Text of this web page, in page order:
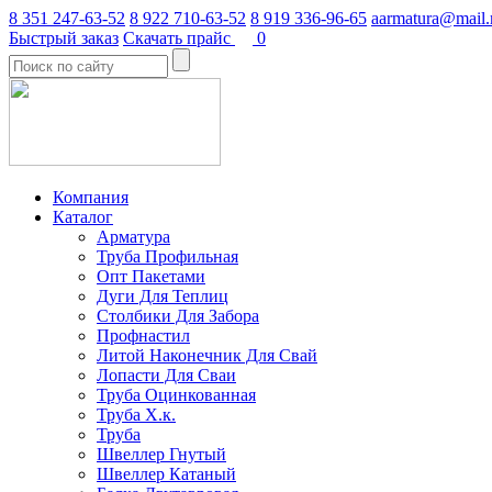
8 351 247-63-52 8 922 710-63-52 8 919 336-96-65
Быстрый заказ Скачать прайс 0
Компания
Каталог
Арматура
Труба Профильная
Опт Пакетами
Дуги Для Теплиц
Столбики Для Забора
Профнастил
Литой Наконечник Для Свай
Лопасти Для Сваи
Труба Оцинкованная
Труба Х.к.
Труба
Швеллер Гнутый
Швеллер Катаный